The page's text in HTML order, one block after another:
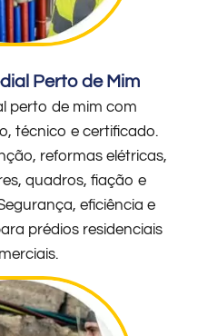
Perto de Mim
perto de mim com
técnico e certificado.
reformas elétricas,
quadros, fiação e
eficiência e
prédios residenciais